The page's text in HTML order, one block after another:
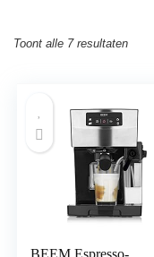
Toont alle 7 resultaten
BEEM Espresso-